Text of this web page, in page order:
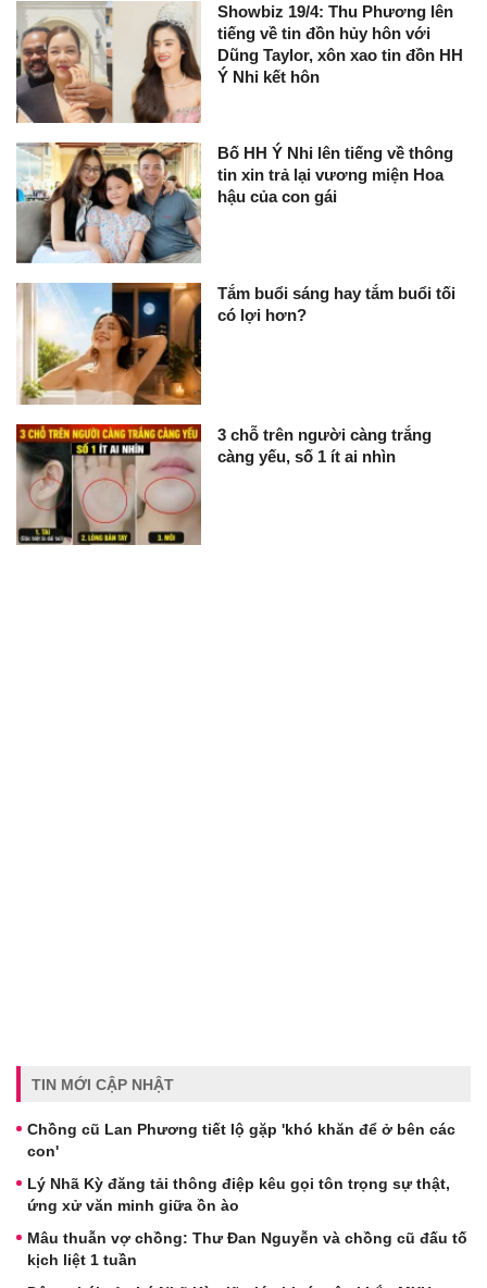
Showbiz 19/4: Thu Phương lên
tiếng về tin đồn hủy hôn với
Dũng Taylor, xôn xao tin đồn HH
Ý Nhi kết hôn
Bố HH Ý Nhi lên tiếng về thông
tin xin trả lại vương miện Hoa
hậu của con gái
Tắm buổi sáng hay tắm buổi tối
có lợi hơn?
3 chỗ trên người càng trắng
càng yếu, số 1 ít ai nhìn
TIN MỚI CẬP NHẬT
Chồng cũ Lan Phương tiết lộ gặp 'khó khăn để ở bên các
con'
Lý Nhã Kỳ đăng tải thông điệp kêu gọi tôn trọng sự thật,
ứng xử văn minh giữa ồn ào
Mâu thuẫn vợ chồng: Thư Đan Nguyễn và chồng cũ đấu tố
kịch liệt 1 tuần